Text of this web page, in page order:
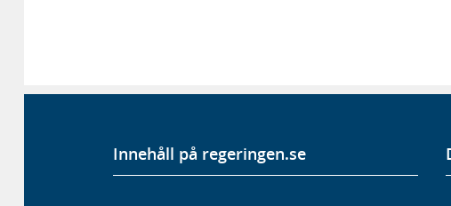
Innehåll på regeringen.se